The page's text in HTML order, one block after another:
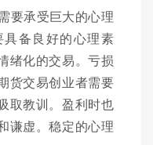
要承受巨大的心理
备良好的心理素
绪化的交易。亏损
货交易创业者需要
取教训。盈利时也
谦虚。稳定的心理